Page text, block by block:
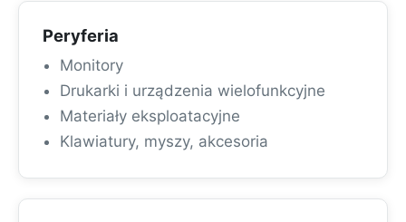
Peryferia
Monitory
Drukarki i urządzenia wielofunkcyjne
Materiały eksploatacyjne
Klawiatury, myszy, akcesoria